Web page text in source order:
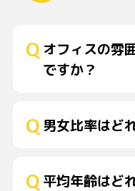
オフィスの雰
ですか？
男女比率はど
平均年齢はど